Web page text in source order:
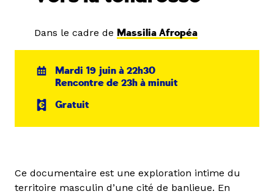
Dans le cadre de Massilia Afropéa
Mardi 19 juin à 22h30
Rencontre de 23h à minuit
Gratuit
Ce documentaire est une exploration intime du
territoire masculin d’une cité de banlieue. En